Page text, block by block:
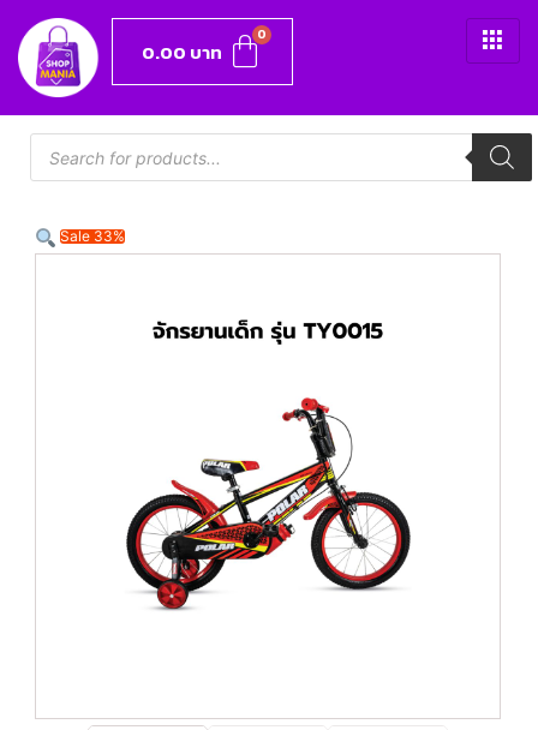
0.00 บาท
Sale 33%